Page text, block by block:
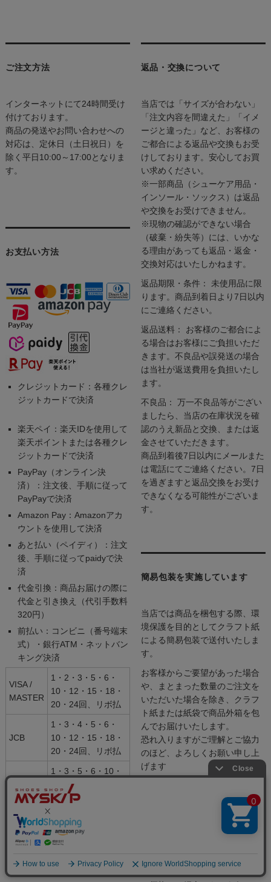
ご注文方法
インターネットにて24時間受け
付けております。
商品の発送やお問い合わせへの
対応は、定休日（土日祝日）を
除く平日10:00～17:00となりま
す。
お支払い方法
クレジットカード：各種クレ
ジットカードで決済
楽天ペイ：楽天IDを使用して
楽天ポイントまたは各種クレ
ジットカードで決済
PayPay（オンライン決
済）：注文後、手順に従って
PayPayで決済
Amazon Pay：Amazonアカ
ウントを使用して決済
あと払い（ペイディ）：注文
後、手順に従ってpaidyで決
済
代金引換：商品お届けの際に
代金と引き換え（代引手数料
320円）
前払い：コンビニ（番号端末
式）・銀行ATM・ネットバン
キング決済
VISA /
MASTER
1・2・3・5・6・
10・12・15・18・
20・24回、リボ払
JCB
1・3・4・5・6・
10・12・15・18・
20・24回、リボ払
1・3・5・6・10・
12・15・18・20・
24回
Diners 1回、リボ払
返品・交換について
当店では「サイズが合わない」
「注文内容を間違えた」「イメ
ージと違った」など、お客様の
ご都合による返品や交換もお受
けしております。安心してお買
い求めください。
※一部商品（シューケア用品・
インソール・ソックス）は返品
や交換をお受けできません。
※現物の確認ができない場合
（破棄・紛失等）には、いかな
る理由があっても返品・返金・
交換対応はいたしかねます。
返品期限・条件： 未使用品に限
ります。商品到着日より7日以内
にご連絡ください。
返品送料： お客様のご都合によ
る場合はお客様にご負担いただ
きます。不良品や誤発送の場合
は当社が返送費用を負担いたし
ます。
不良品： 万一不良品等がござい
ましたら、当店の在庫状況を確
認のうえ新品と交換、または返
金させていただきます。
商品到着後7日以内にメールまた
は電話にてご連絡ください。7日
を過ぎますと返品交換をお受け
できなくなる可能性がございま
す。
簡易包装を実施しています
当店では商品を梱包する際、環
境保護を目的としてクラフト紙
による簡易包装で送付いたしま
す。
お客様からご要望があった場合
や、まとまった数量のご注文を
いただいた場合を除き、クラフ
ト紙または紙袋で商品外箱を包
んでお届けいたします。
恐れ入りますがご理解とご協力
のほど、よろしくお願い申し上
げます
抑えることでお届けしたお客様
のゴミ処理の手間を減らすとと
もに、コスト削減によりさらに